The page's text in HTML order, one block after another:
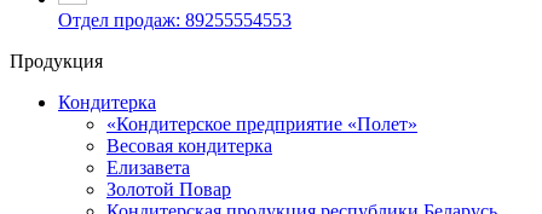
Отдел продаж: 89255554553
Продукция
Кондитерка
«Кондитерское предприятие «Полет»
Весовая кондитерка
Елизавета
Золотой Повар